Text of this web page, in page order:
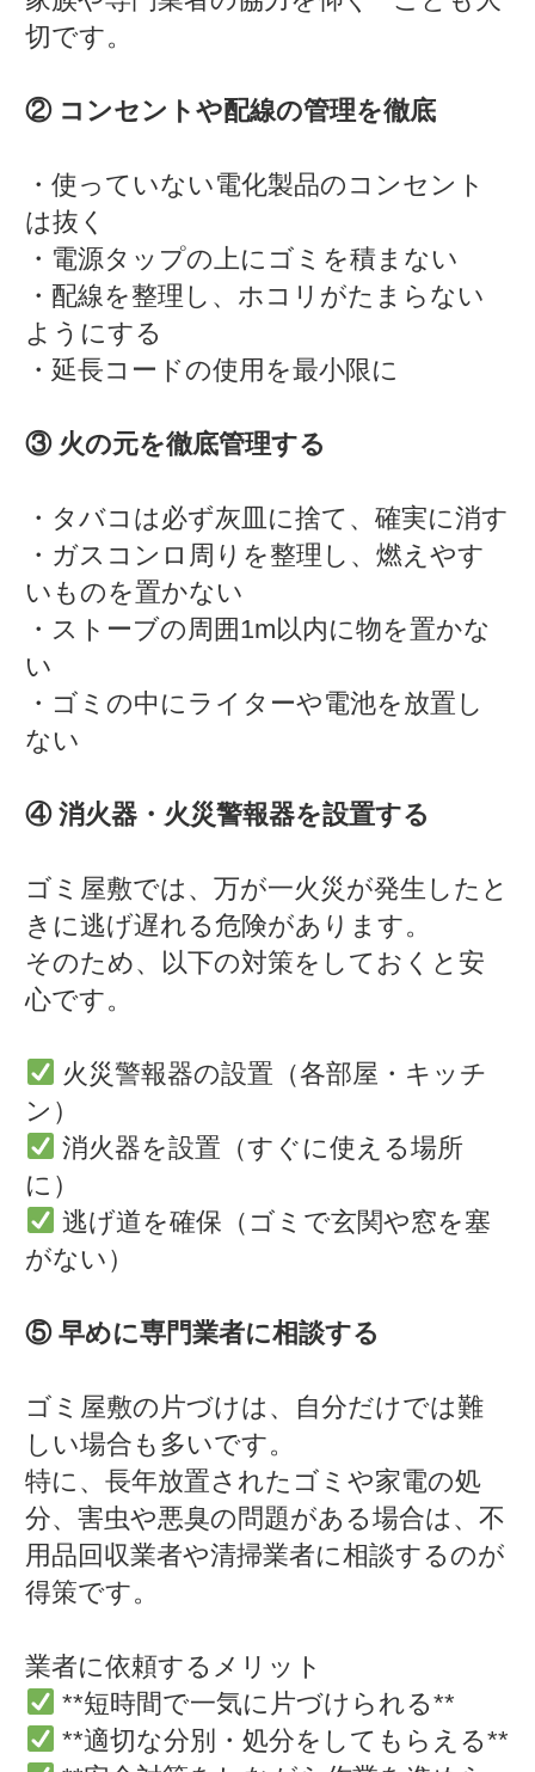
切です。
② コンセントや配線の管理を徹底
・使っていない電化製品のコンセント
は抜く
・電源タップの上にゴミを積まない
・配線を整理し、ホコリがたまらない
ようにする
・延長コードの使用を最小限に
③ 火の元を徹底管理する
・タバコは必ず灰皿に捨て、確実に消す
・ガスコンロ周りを整理し、燃えやす
いものを置かない
・ストーブの周囲1m以内に物を置かな
い
・ゴミの中にライターや電池を放置し
ない
④ 消火器・火災警報器を設置する
ゴミ屋敷では、万が一火災が発生したと
きに逃げ遅れる危険があります。
そのため、以下の対策をしておくと安
心です。
火災警報器の設置（各部屋・キッチ
ン）
消火器を設置（すぐに使える場所
に）
逃げ道を確保（ゴミで玄関や窓を塞
がない）
⑤ 早めに専門業者に相談する
ゴミ屋敷の片づけは、自分だけでは難
しい場合も多いです。
特に、長年放置されたゴミや家電の処
分、害虫や悪臭の問題がある場合は、不
用品回収業者や清掃業者に相談するのが
得策です。
業者に依頼するメリット
**短時間で一気に片づけられる**
**適切な分別・処分をしてもらえる**